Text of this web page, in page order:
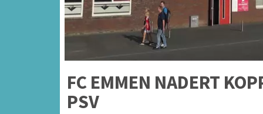
FC EMMEN NADERT
PSV